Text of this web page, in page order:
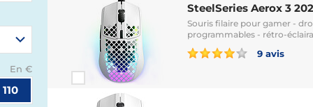
En €
110
SteelSeries Aerox 3
Souris filaire pour gamer -
programmables - rétro-
9 avis